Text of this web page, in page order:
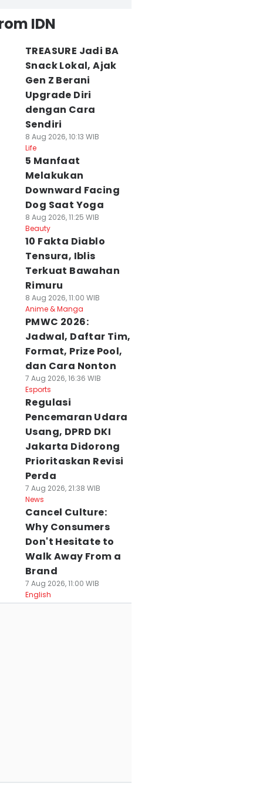
IDN
TREASURE Jadi BA
Snack Lokal, Ajak
Gen Z Berani
Upgrade Diri
dengan Cara
Sendiri
8 Aug 2026, 10:13 WIB
Life
5 Manfaat
Melakukan
Downward Facing
Dog Saat Yoga
8 Aug 2026, 11:25 WIB
Beauty
10 Fakta Diablo
Tensura, Iblis
Terkuat Bawahan
Rimuru
8 Aug 2026, 11:00 WIB
Anime & Manga
PMWC 2026:
Jadwal, Daftar Tim,
Format, Prize Pool,
dan Cara Nonton
7 Aug 2026, 16:36 WIB
Esports
Regulasi
Pencemaran Udara
Usang, DPRD DKI
Jakarta Didorong
Prioritaskan Revisi
Perda
7 Aug 2026, 21:38 WIB
News
Cancel Culture:
Why Consumers
Don't Hesitate to
Walk Away From a
Brand
7 Aug 2026, 11:00 WIB
English